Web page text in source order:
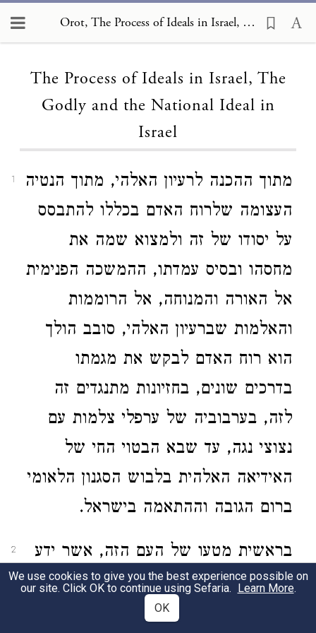
Orot, The Process of Ideals in Israel, The Godly and the National Ideal in Israel
The Process of Ideals in Israel, The
Godly and the National Ideal in
Israel
1
מתוך ההכנה לרעיון האלהי, מתוך הנטיה
העצומה שלרוח האדם בכללו להתבסס
על יסודו של זה ולמצוא שמה את
מחסהו ובסיס עמדתו, ההמשכה הפנימית
אל האורה והמנוחה, אל הרוממות
והאלמות שברעיון האלהי, סובב הולך
הוא רוח האדם לבקש את מגמתו
בדרכים שונים, בחזיונות מתנגדים זה
לזה, בערבוביה של ערפלי צלמות עם
נצוצי נגה, עד שבא הבטוי החי של
האידיאה האלהית בלבוש הסגנון הלאומי
ברום הגובה וההתאמה בישראל.
2
בראשית מטעו של העם הזה, אשר ידע
לקרוא בשם הרעיון האלהי הברור
והטהור בעת השלטון הכביר של
We use cookies to give you the best experience possible on
our site. Click OK to continue using Sefaria. Learn More.
OK